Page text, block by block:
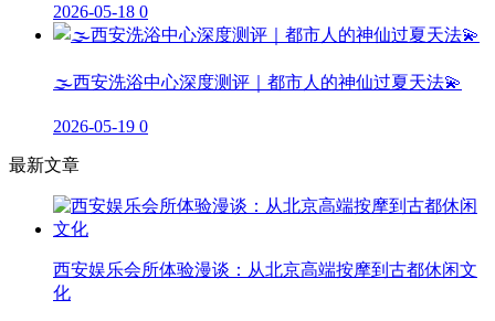
2026-05-18 0
🌫️西安洗浴中心深度测评｜都市人的神仙过夏天法💫
2026-05-19 0
最新文章
西安娱乐会所体验漫谈：从北京高端按摩到古都休闲文
化